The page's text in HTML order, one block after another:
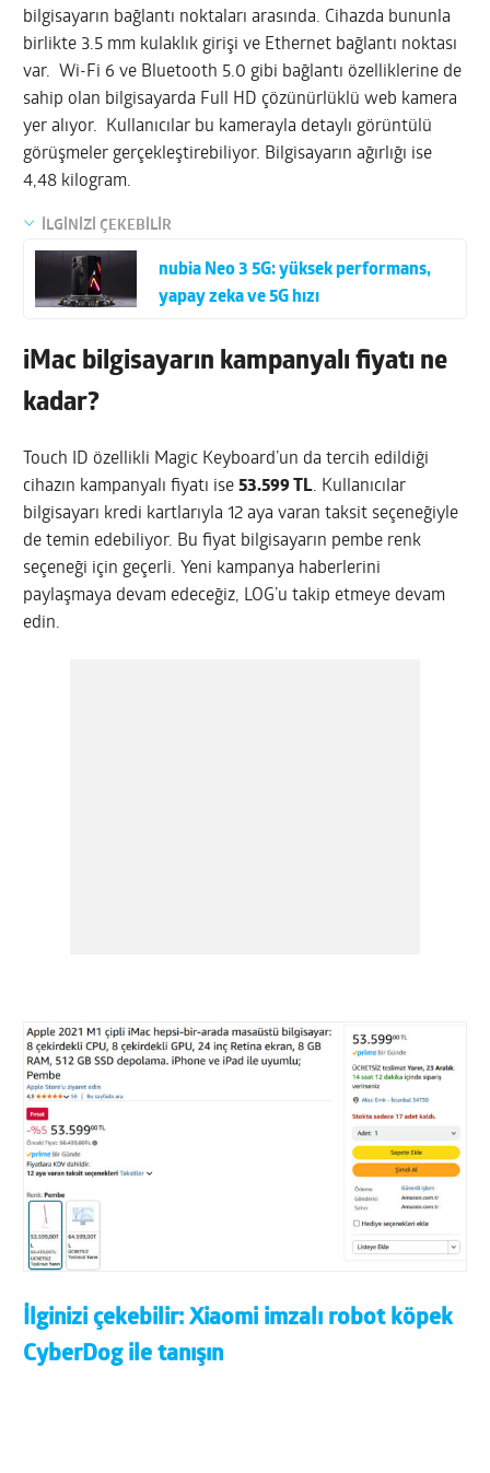
bilgisayarın bağlantı noktaları arasında. Cihazda bununla
birlikte 3.5 mm kulaklık girişi ve Ethernet bağlantı noktası
var. Wi-Fi 6 ve Bluetooth 5.0 gibi bağlantı özelliklerine de
sahip olan bilgisayarda Full HD çözünürlüklü web kamera
yer alıyor. Kullanıcılar bu kamerayla detaylı görüntülü
görüşmeler gerçekleştirebiliyor. Bilgisayarın ağırlığı ise
4,48 kilogram.
İLGİNİZİ ÇEKEBİLİR
nubia Neo 3 5G: yüksek performans,
yapay zeka ve 5G hızı
iMac bilgisayarın kampanyalı fiyatı ne
kadar?
Touch ID özellikli Magic Keyboard’un da tercih edildiği
cihazın kampanyalı fiyatı ise53.599 TL. Kullanıcılar
bilgisayarı kredi kartlarıyla 12 aya varan taksit seçeneğiyle
de temin edebiliyor. Bu fiyat bilgisayarın pembe renk
seçeneği için geçerli. Yeni kampanya haberlerini
paylaşmaya devam edeceğiz, LOG’u takip etmeye devam
edin.
İlginizi çekebilir:Xiaomi imzalı robot köpek
CyberDog ile tanışın